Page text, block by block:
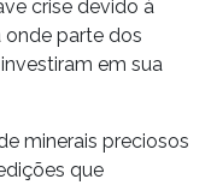
crise devido à
onde parte dos
em sua
minerais preciosos
que